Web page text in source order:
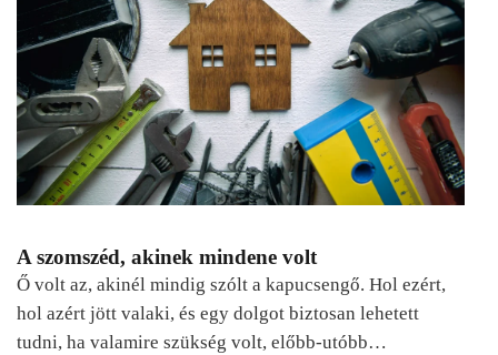
A szomszéd, akinek mindene volt
Ő volt az, akinél mindig szólt a kapucsengő. Hol ezért,
hol azért jött valaki, és egy dolgot biztosan lehetett
tudni, ha valamire szükség volt, előbb-utóbb…